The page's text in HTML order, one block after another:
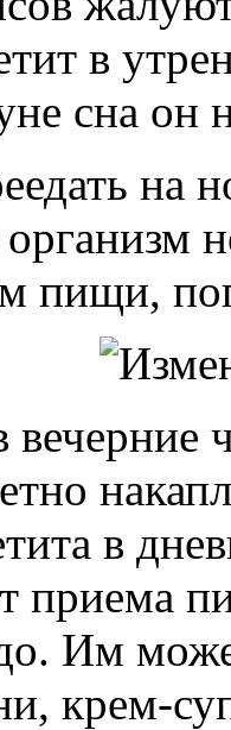
в
сна он
пищи,
в
приема
Им
крем-